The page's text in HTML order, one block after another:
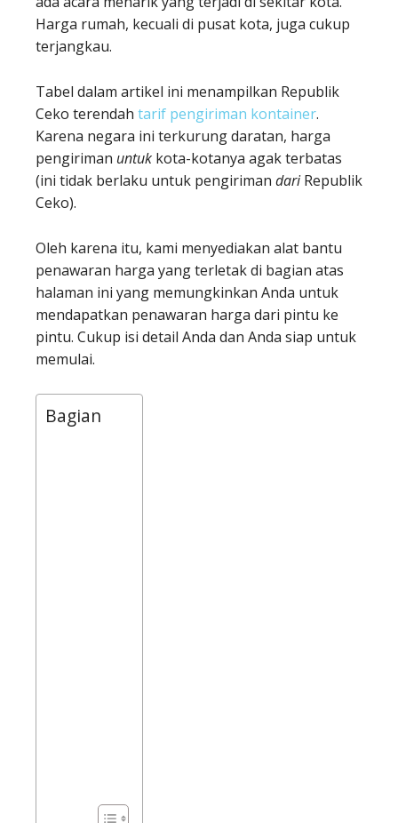
Harga rumah, kecuali di pusat kota, juga cukup
terjangkau.
Tabel dalam artikel ini menampilkan Republik
Ceko terendah tarif pengiriman kontainer.
Karena negara ini terkurung daratan, harga
pengiriman untuk kota-kotanya agak terbatas
(ini tidak berlaku untuk pengiriman dariRepublik
Ceko).
Oleh karena itu, kami menyediakan alat bantu
penawaran harga yang terletak di bagian atas
halaman ini yang memungkinkan Anda untuk
mendapatkan penawaran harga dari pintu ke
pintu. Cukup isi detail Anda dan Anda siap untuk
memulai.
Bagian